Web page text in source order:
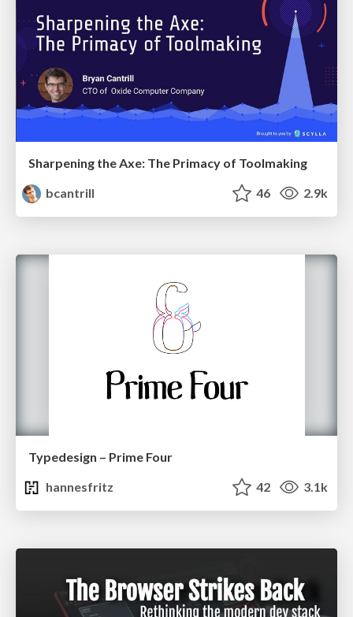
Sharpening the Axe: The Primacy of Toolmaking
bcantrill
46 2.9k
Typedesign – Prime Four
hannesfritz
42 3.1k